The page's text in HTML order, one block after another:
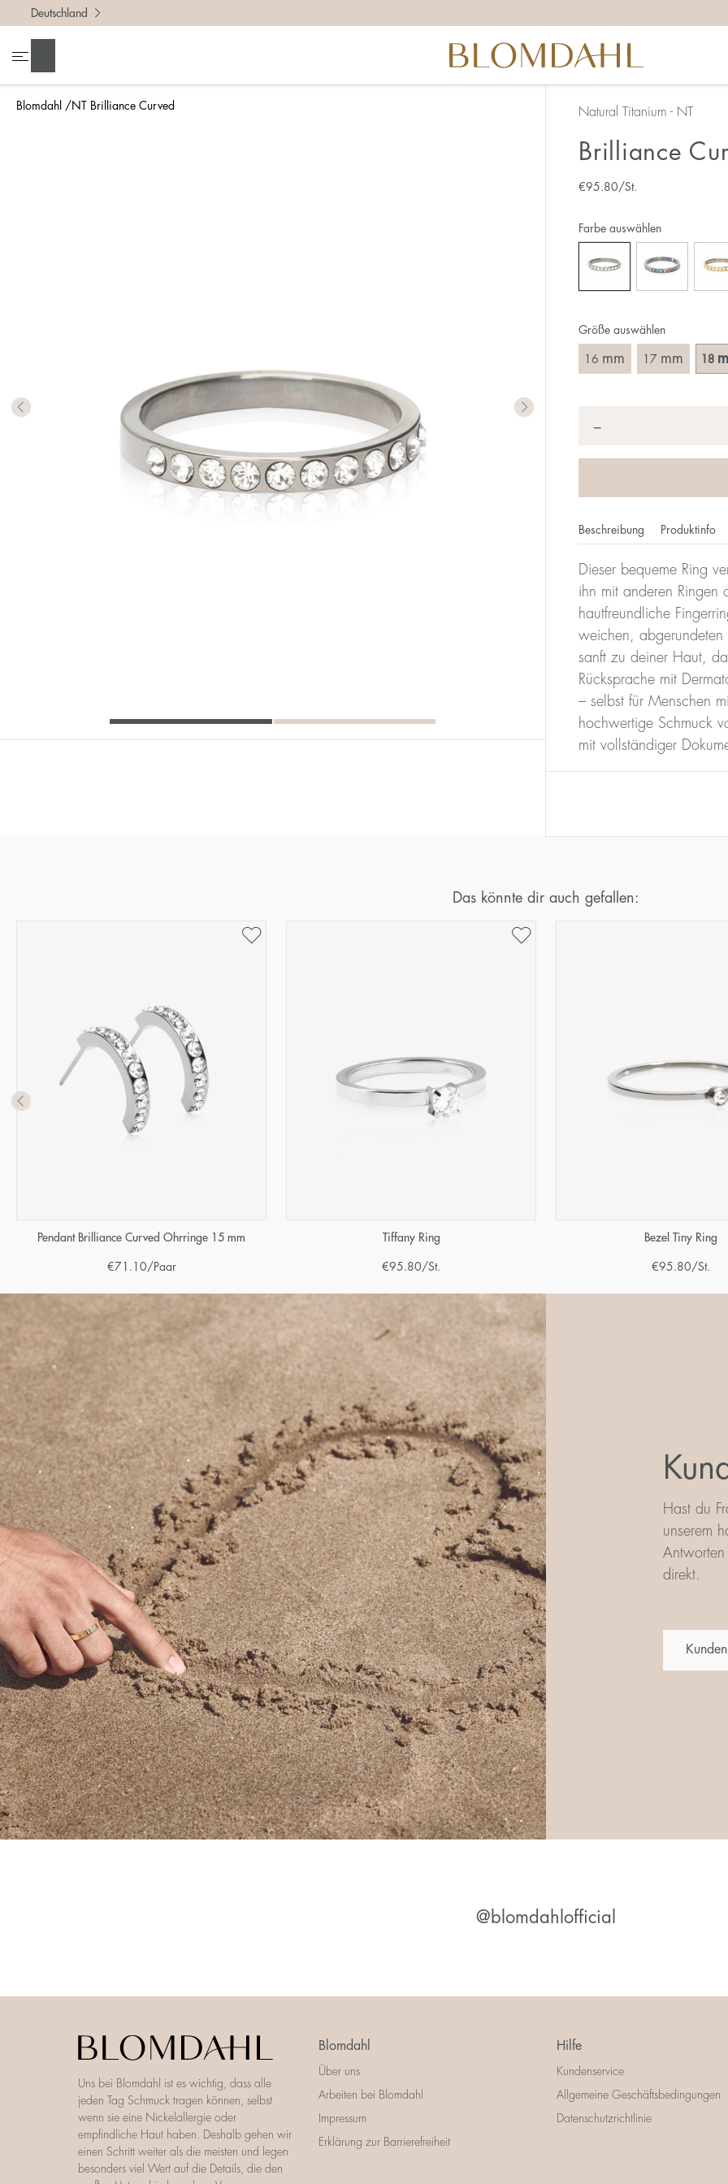
Blomdahl NT Brilliance Curved
Deutschland
Natural Titanium - NT
Brilliance
€95.80/St.
Größe auswählen
16 mm 17 mm 18
Farbe auswählen
−
Beschreibung Produktinfo
Dieser bequeme Ring
ihn mit anderen Ringen
hautfreundliche
weichen, abgerundeten
sanft zu deiner Haut,
Rücksprache mit
– selbst für Menschen
hochwertige Schmuck
mit vollständiger
Um die richtige Ringgröße zu ermitteln, solltest du ein paar Dinge
• Miss ganz genau – 1 mm entspricht einer ganzen Größe.
• Denke daran, dass du den Ring über den Knöchel ziehen musst.
• Für einen breiteren Ring muss meist eine größere Größe gewählt
• Wenn du zwischen zwei Größen stehst, empfehlen wir, dass du
Am einfachsten ist es, die Ringgröße an einem Ring zu messen,
Lineal gerade über den Ring legst und das Innenmaß in mm abliest.
Die Millimeterzahl gibt deine Größe an. Bei Blomdahl entspricht
Rings mit einem Durchmesser von 17 mm ist also 17.
(mm)
Umfang
(mm)
16 50,2
62,8
72,2
Das könnte dir auch gefallen:
Pendant Brilliance Curved Ohrringe 15 mm
€71.10 /Paar
Tiffany Ring
€95.80 /St.
Bezel Tiny Ring
€95.80 /St.
Hast du
unserem
direkt.
@blomdahlofficial
Uns bei Blomdahl ist es wichtig, dass alle
jeden Tag Schmuck tragen können, selbst
wenn sie eine Nickelallergie oder
empfindliche Haut haben. Deshalb gehen wir
einen Schritt weiter als die meisten und legen
besonders viel Wert auf die Details, die den
Blomdahl
Über uns
Arbeiten bei Blomdahl
Impressum
Erklärung zur Barrierefreiheit
Hilfe
Kundenservice
Allgemeine Geschäftsbedingungen
Datenschutzrichtlinie